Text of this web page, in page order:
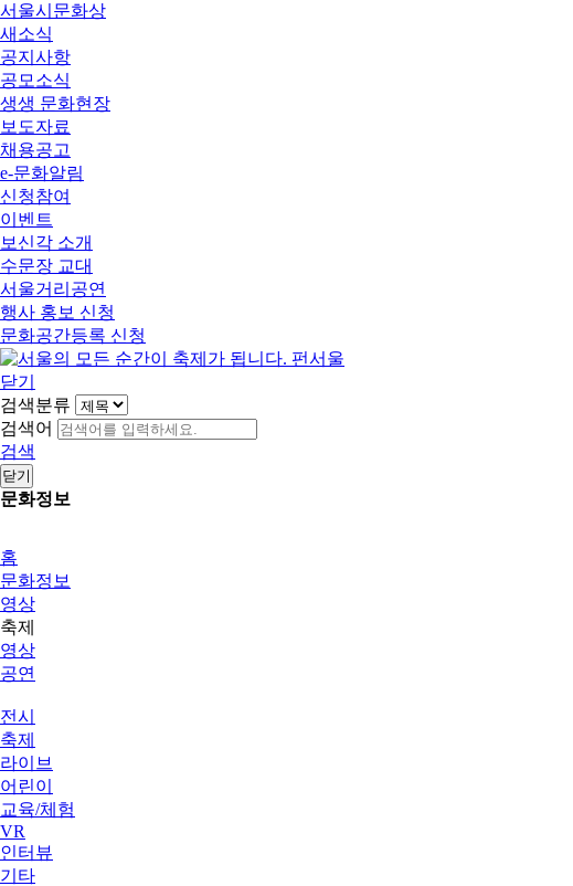
서울시문화상
새소식
공지사항
공모소식
생생 문화현장
보도자료
채용공고
e-문화알림
신청참여
이벤트
보신각 소개
수문장 교대
서울거리공연
행사 홍보 신청
문화공간등록 신청
닫기
검색분류
검색어
검색
닫기
문화정보
홈
문화정보
영상
축제
영상
공연
전시
축제
라이브
어린이
교육/체험
VR
인터뷰
기타